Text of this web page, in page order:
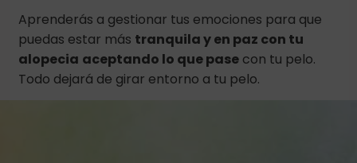
Aprenderás a gestionar tus emociones para que
puedas estar más tranquila y en paz con tu
alopecia aceptando lo que pase con tu pelo.
Todo dejará de girar entorno a tu pelo.